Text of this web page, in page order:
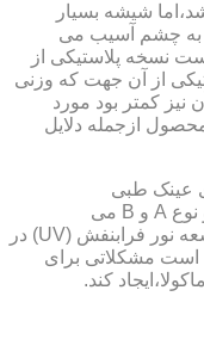
شیشه بسیار
به چشم آسیب می
۱۹۴۷ شرکت توانست نسخه پلاستیکی از
از آن جهت که وزنی
کمتر بود مورد
ازجمله دلایل
عینک طبی
است،مقاومت در برابر اشعه UV در هر دو نوع A و B می
باشد.قطعاً قرار گرفتن در معرض تابش اشعه نور فرابنفش (UV) در
است مشکلاتی برای
کند.